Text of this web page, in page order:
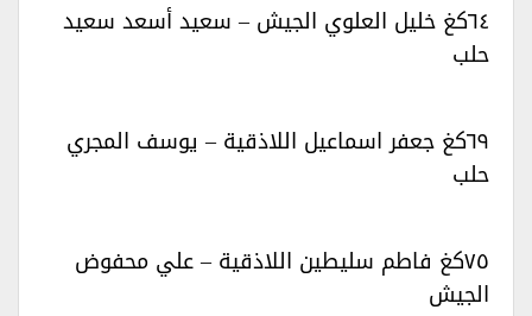
٦٤كغ خليل العلوي الجيش – سعيد أسعد سعيد
حلب‏‏
٦٩كغ جعفر اسماعيل اللاذقية – يوسف المجري
حلب‏‏
٧٥كغ فاطم سليطين اللاذقية – علي محفوض
الجيش‏‏